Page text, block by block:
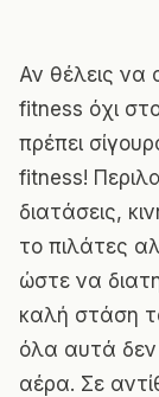
Αν θέλεις να
fitness όχι
πρέπει
fitness!
διατάσεις,
το πιλάτες
ώστε να
καλή στάση
όλα αυτά
αέρα. Σε